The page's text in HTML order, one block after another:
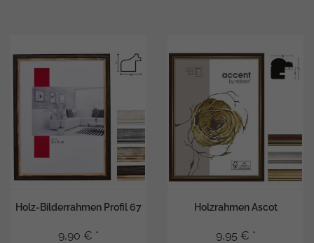
Holz-Bilderrahmen Profil 67
9,90 € *
Holzrahmen Ascot
9,95 € *